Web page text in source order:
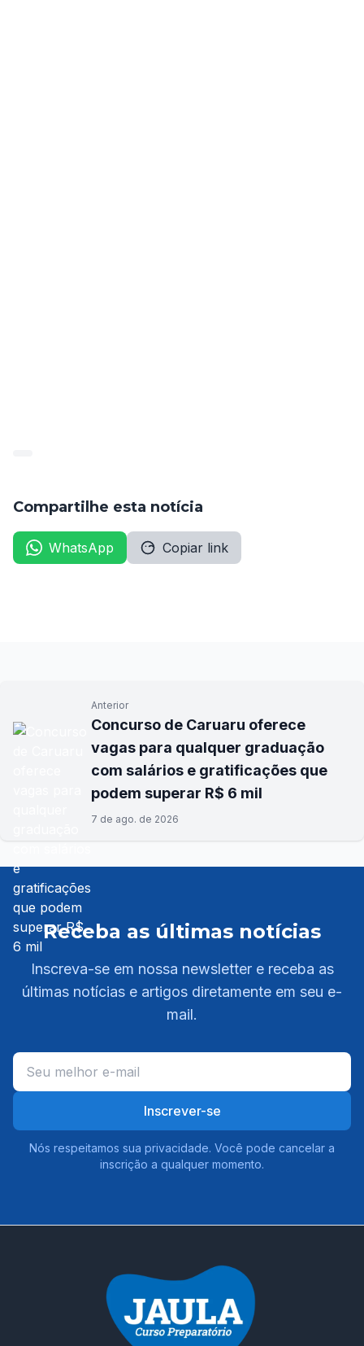
Compartilhe esta notícia
WhatsApp Copiar link
Anterior
Concurso de Caruaru oferece
vagas para qualquer graduação
com salários e gratificações que
podem superar R$ 6 mil
7 de ago. de 2026
Receba as últimas notícias
Inscreva-se em nossa newsletter e receba as
últimas notícias e artigos diretamente em seu e-
mail.
Inscrever-se
Nós respeitamos sua privacidade. Você pode cancelar a
inscrição a qualquer momento.